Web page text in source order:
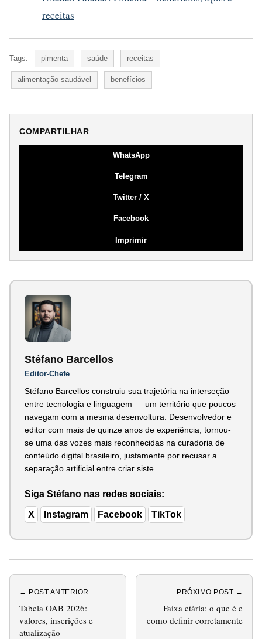
receitas
Tags: pimenta saúde receitas
alimentação saudável benefícios
COMPARTILHAR
WhatsApp
Telegram
Twitter / X
Facebook
Imprimir
Stéfano Barcellos
Editor-Chefe
Stéfano Barcellos construiu sua trajetória na interseção
entre tecnologia e linguagem — um território que poucos
navegam com a mesma desenvoltura. Desenvolvedor e
editor com mais de quinze anos de experiência, tornou-
se uma das vozes mais reconhecidas na curadoria de
conteúdo digital brasileiro, justamente por recusar a
separação artificial entre criar siste...
Siga Stéfano nas redes sociais:
X Instagram Facebook TikTok
← POST ANTERIOR
Tabela OAB 2026:
valores, inscrições e
atualização
PRÓXIMO POST →
Faixa etária: o que é e
como definir corretamente